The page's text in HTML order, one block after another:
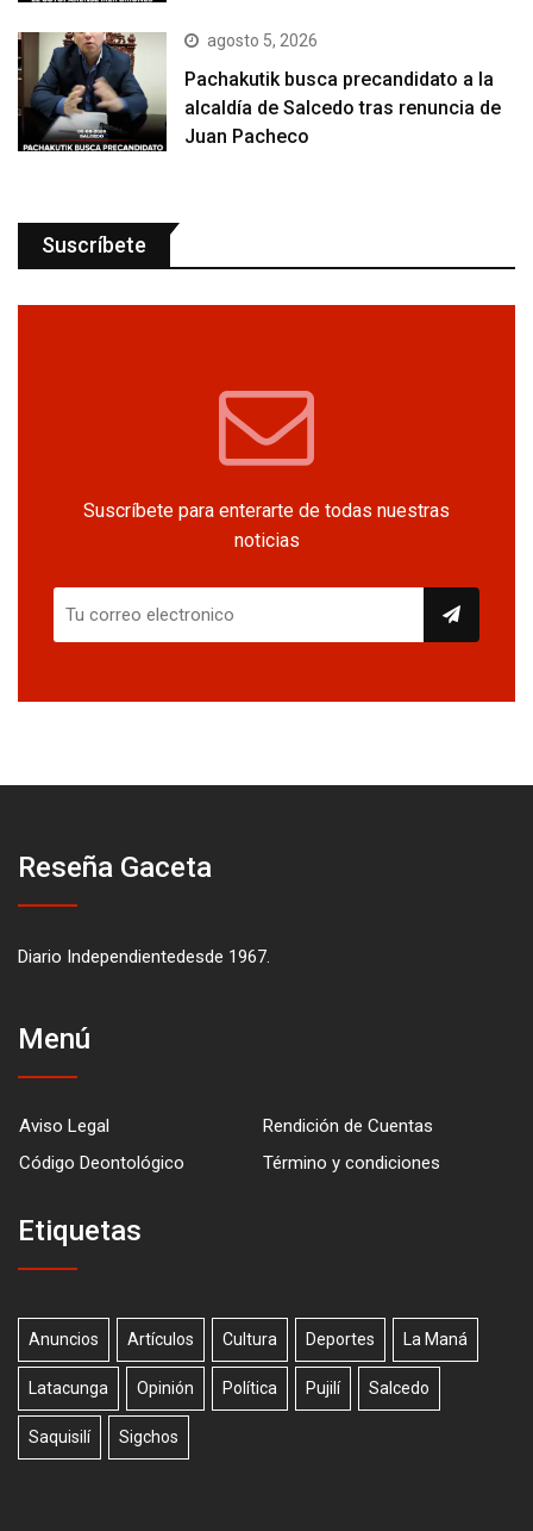
agosto 5, 2026
Pachakutik busca precandidato a la
alcaldía de Salcedo tras renuncia de
Juan Pacheco
Suscríbete
Suscríbete para enterarte de todas nuestras
noticias
Reseña Gaceta
Diario Independientedesde 1967.
Menú
Aviso Legal
Rendición de Cuentas
Código Deontológico
Término y condiciones
Etiquetas
Anuncios Artículos Cultura Deportes La Maná
Latacunga Opinión Política Pujilí Salcedo
Saquisilí Sigchos